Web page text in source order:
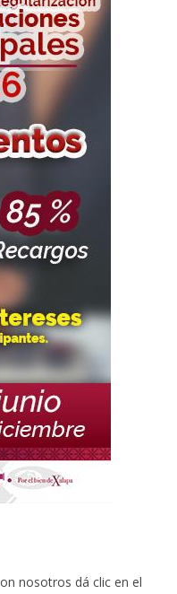
nosotros dá clic en el